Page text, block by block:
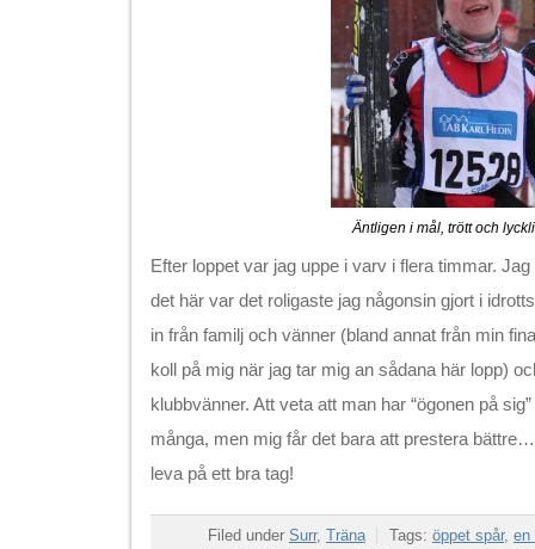
Äntligen i mål, trött och
Efter loppet var jag uppe i varv i flera timmar.
det här var det roligaste jag någonsin gjort i
in från familj och vänner (bland annat från min
koll på mig när jag tar mig an sådana här lopp)
klubbvänner. Att veta att man har “ögonen på
många, men mig får det bara att prestera
leva på ett bra tag!
Filed under Surr, Träna Tags: öppet spår, en